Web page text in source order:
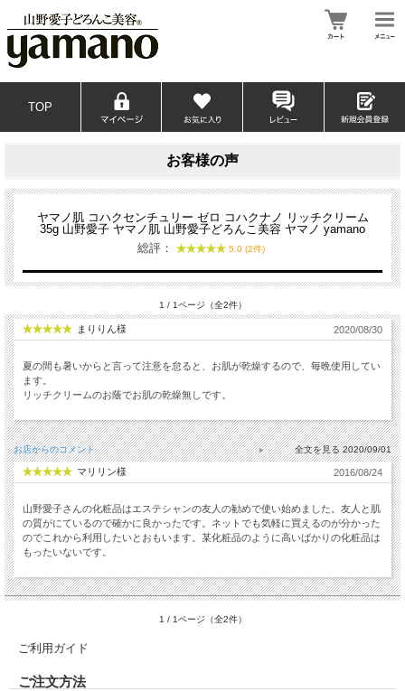
TOP
お客様の声
ヤマノ肌 コハクセンチュリー ゼロ コハクナノ リッチクリーム
35g 山野愛子 ヤマノ肌 山野愛子どろんこ美容 ヤマノ yamano
総評：
5.0 (2件)
1 / 1ページ（全2件）
まりりん様 2020/08/30
夏の間も暑いからと言って注意を怠ると、お肌が乾燥するので、毎晩使用してい
ます。
リッチクリームのお蔭でお肌の乾燥無しです。
お店からのコメント 2020/09/01
マリリン様 2016/08/24
山野愛子さんの化粧品はエステシャンの友人の勧めで使い始めました。友人と肌
の質がにているので確かに良かったです。ネットでも気軽に買えるのが分かった
のでこれから利用したいとおもいます。某化粧品のように高いばかりの化粧品は
もったいないです。
1 / 1ページ（全2件）
ご利用ガイド
ご注文方法